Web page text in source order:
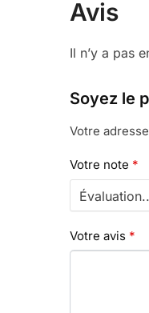
Avis
Il n’y a pas
Soyez le
Votre
Votre note *
Votre avis *